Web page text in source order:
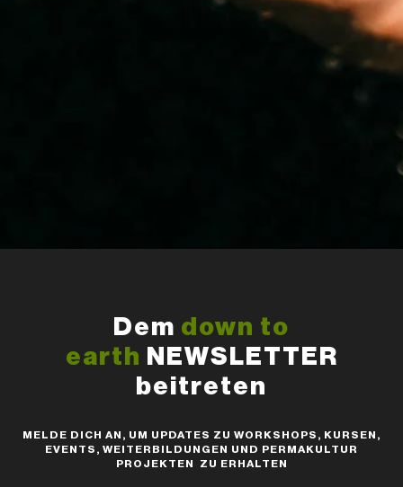
Dem down to
earth NEWSLETTER
beitreten
MELDE DICH AN, UM UPDATES ZU WORKSHOPS, KURSEN,
EVENTS, WEITERBILDUNGEN UND PERMAKULTUR
PROJEKTEN ZU ERHALTEN